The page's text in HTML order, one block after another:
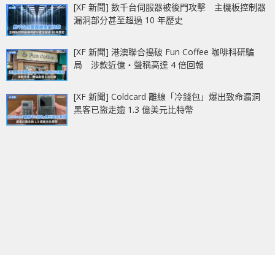
[XF 新聞] 數千台伺服器被後門攻擊 主機板控制器
漏洞部分甚至超過 10 年歷史
[XF 新聞] 港澳聯合搗破 Fun Coffee 咖啡科研騙
局 涉款近億‧聲稱高達 4 倍回報
[XF 新聞] Coldcard 離線「冷錢包」爆出致命漏洞
黑客已盜走逾 1.3 億美元比特幣